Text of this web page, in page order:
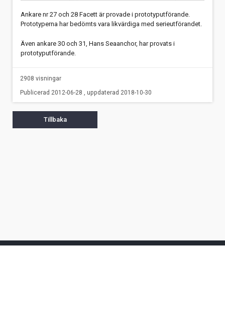
Ankare nr 27 och 28 Facett är provade i prototyputförande.
Prototyperna har bedömts vara likvärdiga med serieutförandet.
Även ankare 30 och 31, Hans Seaanchor, har provats i
prototyputförande.
2908 visningar
Publicerad 2012-06-28 , uppdaterad 2018-10-30
Tillbaka